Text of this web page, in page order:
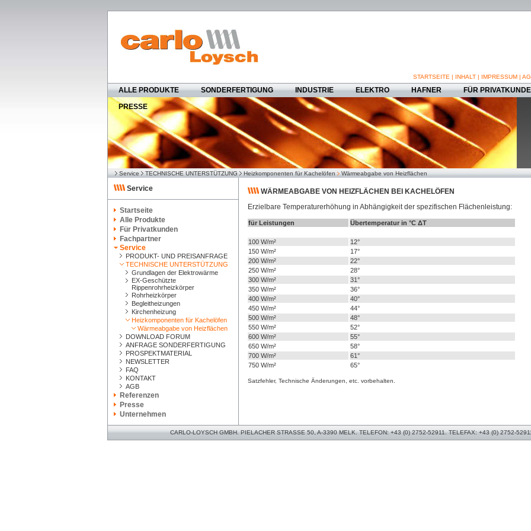
STARTSEITE | INHALT | IMPRESSUM |
ALLE PRODUKTE SONDERFERTIGUNG INDUSTRIE ELEKTRO HAFNER FÜR
PRESSE
Service TECHNISCHE UNTERSTÜTZUNG Heizkomponenten für Kachelöfen Wärmeabgabe von Heizflächen
Service
Startseite
Alle Produkte
Für Privatkunden
Fachpartner
Service
PRODUKT- UND PREISANFRAGE
TECHNISCHE UNTERSTÜTZUNG
Grundlagen der Elektrowärme
EX-Geschützte
Rippenrohrheizkörper
Rohrheizkörper
Begleitheizungen
Kirchenheizung
Heizkomponenten für Kachelöfen
Wärmeabgabe von Heizflächen
DOWNLOAD FORUM
ANFRAGE SONDERFERTIGUNG
PROSPEKTMATERIAL
NEWSLETTER
FAQ
KONTAKT
AGB
Referenzen
Presse
Unternehmen
WÄRMEABGABE VON HEIZFLÄCHEN BEI KACHELÖFEN
Erzielbare Temperaturerhöhung in Abhängigkeit der spezifischen Flächenleistung:
für Leistungen Übertemperatur in °C ΔT
100 W/m²
12°
150 W/m²
17°
200 W/m²
22°
250 W/m²
28°
300 W/m²
31°
350 W/m²
36°
400 W/m²
40°
450 W/m²
44°
500 W/m²
48°
550 W/m²
52°
600 W/m²
55°
650 W/m²
58°
700 W/m²
61°
750 W/m²
65°
Satzfehler, Technische Änderungen, etc. vorbehalten.
CARLO-LOYSCH GMBH. PIELACHER STRASSE 50, A-3390 MELK. TELEFON: +43 (0) 2752-52911. TELEFAX: +43 (0) 2752-